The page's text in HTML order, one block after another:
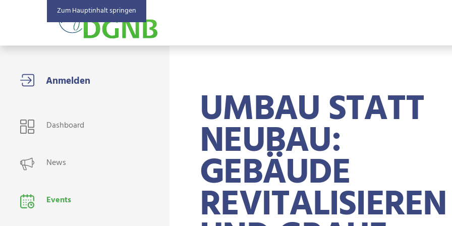
Zum Hauptinhalt springen
UMBAU STATT
NEUBAU:
GEBÄUDE
REVITALISIEREN
USER NAVIGATION
Dashboard
News
Events